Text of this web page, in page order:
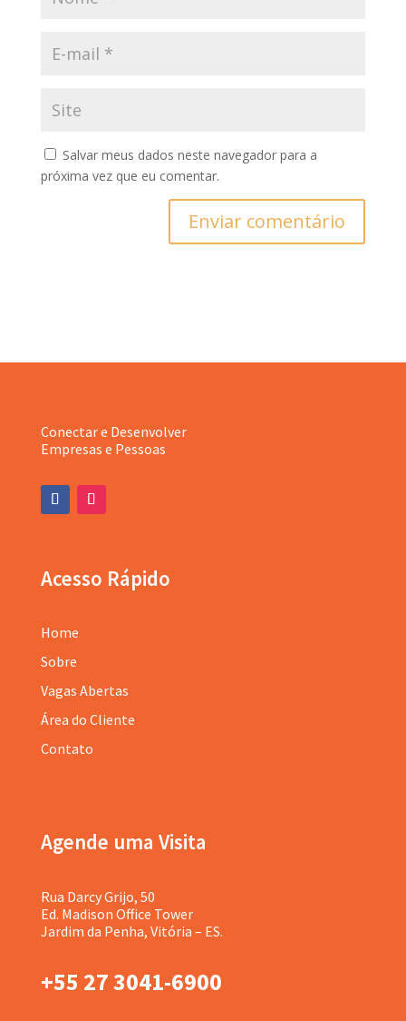
Salvar meus dados neste navegador para a
próxima vez que eu comentar.
Enviar comentário
Conectar e Desenvolver
Empresas e Pessoas
Acesso Rápido
Home
Sobre
Vagas Abertas
Área do Cliente
Contato
Agende uma Visita
Rua Darcy Grijo, 50
Ed. Madison Office Tower
Jardim da Penha, Vitória – ES.
+55 27 3041-6900